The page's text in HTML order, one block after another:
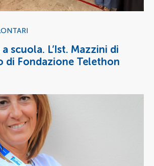
scuola. L’Ist. Mazzini di
di Fondazione Telethon